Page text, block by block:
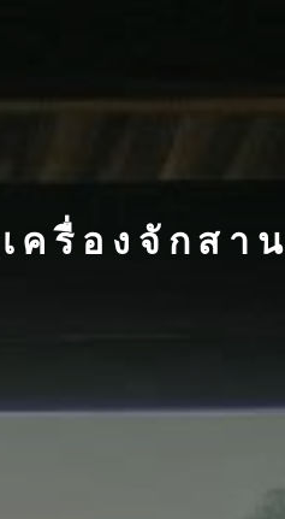
ครื่องจักสาน